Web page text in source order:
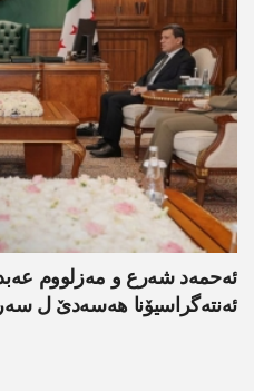
ئەحمەد شەرع و مەزلووم
ئەنتەگراسیۆنا ھەسەدێ ل